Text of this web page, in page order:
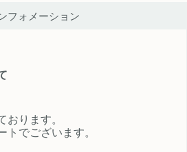
エイ
録
様
採用というスタイルの保育園も増え
ール欄に注目のカテゴリを見たとい
う旨をご入力ください。 メディパー
フォメーション
おります。
トでございます。